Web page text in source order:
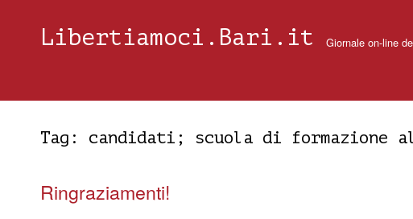
Libertiamoci.Bari.it Giornale on-line
Tag: candidati; scuola di
Ringraziamenti!